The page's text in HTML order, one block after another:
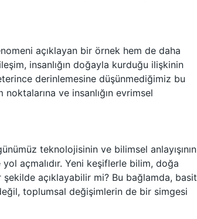
açıklayan bir örnek hem de daha
insanlığın doğayla kurduğu ilişkinin
derinlemesine düşünmediğimiz bu
ve insanlığın evrimsel
teknolojisinin ve bilimsel anlayışının
açmalıdır. Yeni keşiflerle bilim, doğa
açıklayabilir mi? Bu bağlamda, basit
toplumsal değişimlerin de bir simgesi